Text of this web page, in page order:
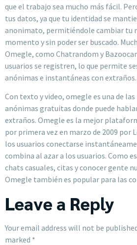
que el trabajo sea mucho más fácil.
tus datos, ya que tu identidad se
anonimato, permitiéndole cambiar tu
momento y sin poder ser buscado.
Omegle, como Chatrandom y
usuarios se registren, lo que permite
anónimas e instantáneas con extraños.
Con texto y video, omegle es una de
anónimas gratuitas donde puede
extraños. Omegle es la mejor
por primera vez en marzo de 2009 por
los usuarios conectarse
combina al azar a los usuarios. Como
chats casuales, citas y conocer gente
Omegle también es popular para las
Leave a Reply
Your email address will not be
marked *